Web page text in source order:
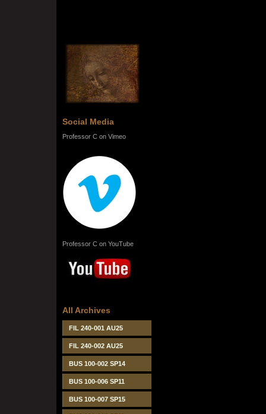
Social Media
Professor C on Vimeo
Professor C on YouTube
All Archives
FIL 240-001 AU25
FIL 240-002 AU25
BUS 100-002 SP14
BUS 100-006 SP11
BUS 100-007 SP15